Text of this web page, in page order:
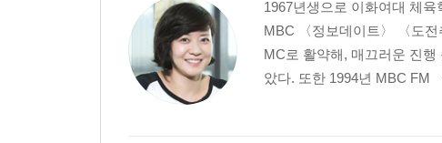
돌 … 친밀한 향기가 담긴 자연 그대로의 모습
13. 에세이_ 흙처럼 친밀하게, 돌처럼 묵직하게
14. 숨쉬는 집 4_ 돌과 흙이 살아있는 자연주의 공간
15. 숨쉬는 집 5_ 정감이 묻어나는 돌 정원이 있는 집
1967년생으로 이화여대 체
MBC 〈정보데이트〉 〈도
MC로 활약해, 매끄러운 진
았다. 또한 1994년 MBC FM